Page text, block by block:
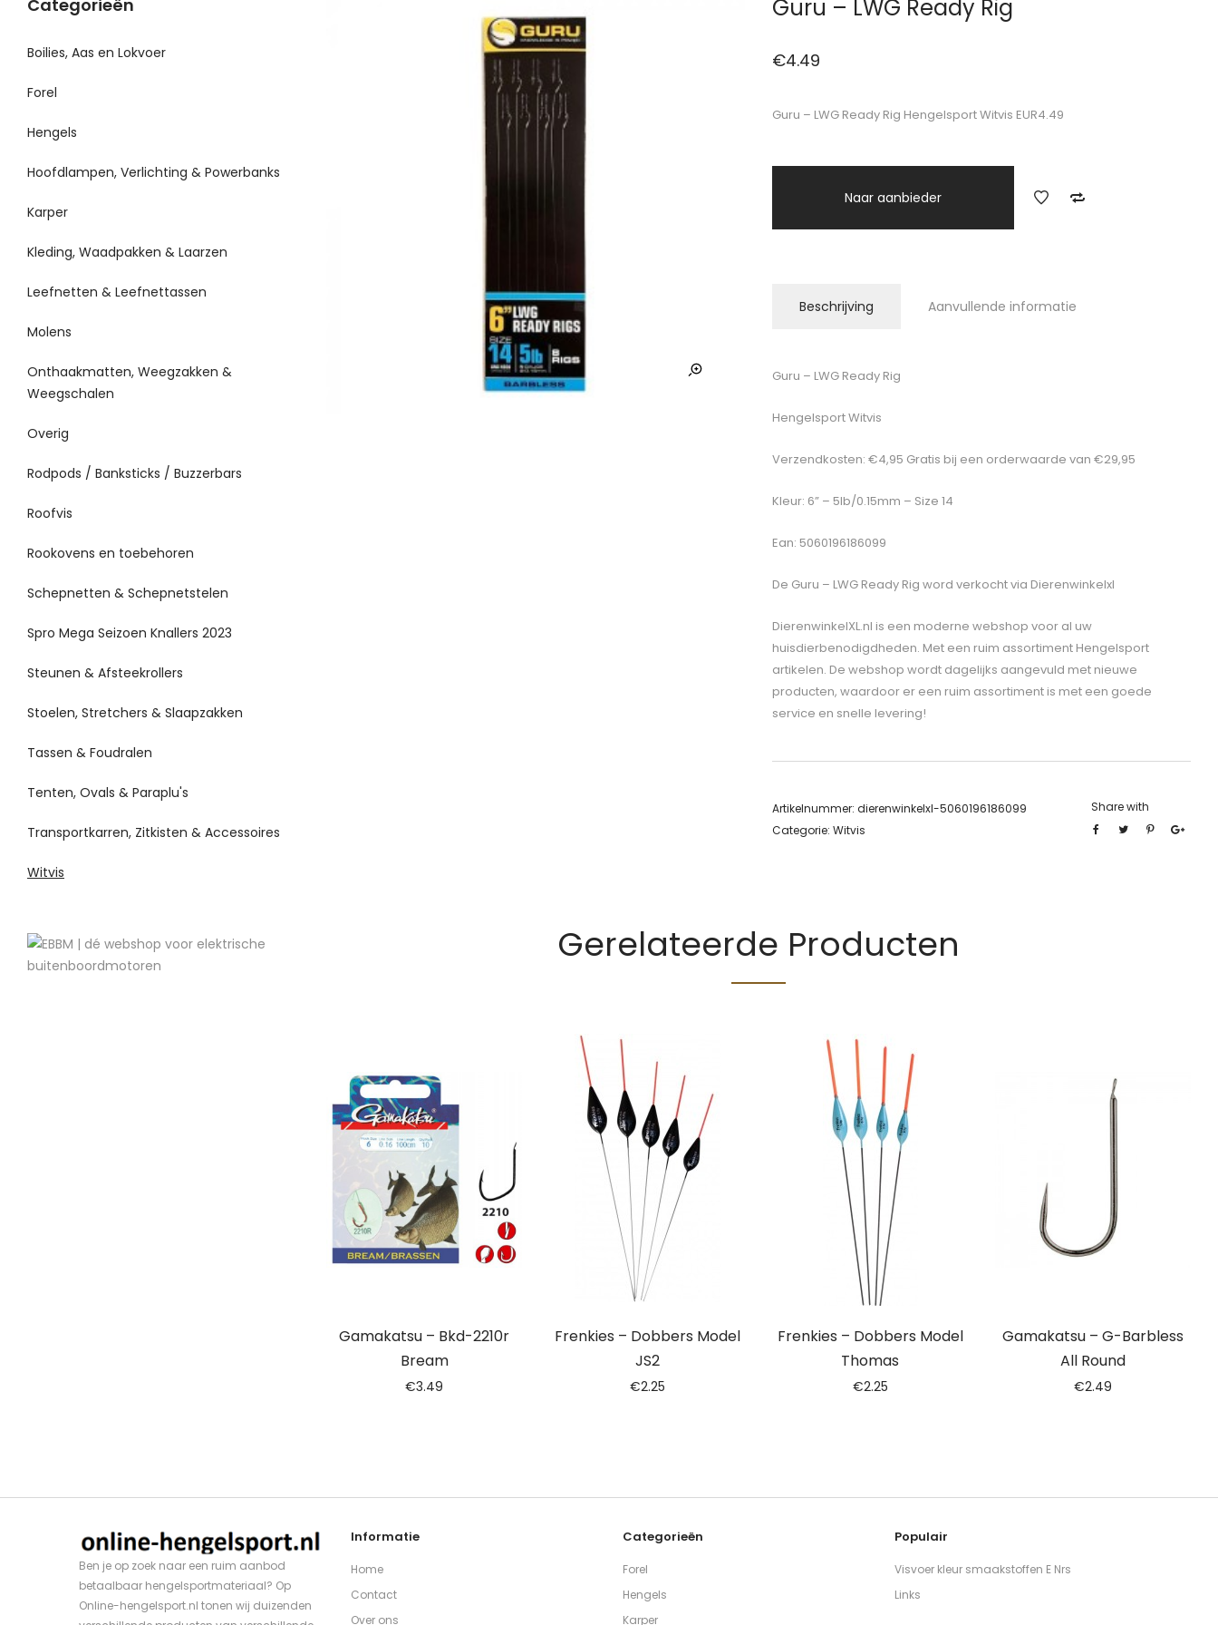
Guru – LWG Ready Rig
€4.49
Guru – LWG Ready Rig Hengelsport Witvis EUR4.49
Naar aanbieder
Beschrijving Aanvullende informatie
Guru – LWG Ready Rig
Hengelsport Witvis
Verzendkosten: €4,95 Gratis bij een orderwaarde van €29,95
Kleur: 6” – 5lb/0.15mm – Size 14
Ean: 5060196186099
De Guru – LWG Ready Rig word verkocht via Dierenwinkelxl
DierenwinkelXL.nl is een moderne webshop voor al uw
huisdierbenodigdheden. Met een ruim assortiment Hengelsport
artikelen. De webshop wordt dagelijks aangevuld met nieuwe
producten, waardoor er een ruim assortiment is met een goede
service en snelle levering!
Artikelnummer: dierenwinkelxl-5060196186099
Categorie: Witvis
Share with
Gerelateerde Producten
Gamakatsu – Bkd-2210r
Bream
€3.49
Frenkies – Dobbers Model
JS2
€2.25
Frenkies – Dobbers Model
Thomas
€2.25
Gamakatsu – G-Barbless
All Round
€2.49
Categorieën
Boilies, Aas en Lokvoer
Forel
Hengels
Hoofdlampen, Verlichting & Powerbanks
Karper
Kleding, Waadpakken & Laarzen
Leefnetten & Leefnettassen
Molens
Onthaakmatten, Weegzakken &
Weegschalen
Overig
Rodpods / Banksticks / Buzzerbars
Roofvis
Rookovens en toebehoren
Schepnetten & Schepnetstelen
Spro Mega Seizoen Knallers 2023
Steunen & Afsteekrollers
Stoelen, Stretchers & Slaapzakken
Tassen & Foudralen
Tenten, Ovals & Paraplu's
Transportkarren, Zitkisten & Accessoires
Witvis
Ben je op zoek naar een ruim aanbod
betaalbaar hengelsportmateriaal? Op
Online-hengelsport.nl tonen wij duizenden
Informatie
Home
Contact
Over ons
Categorieën
Forel
Hengels
Karper
Populair
Visvoer kleur smaakstoffen E Nrs
Links